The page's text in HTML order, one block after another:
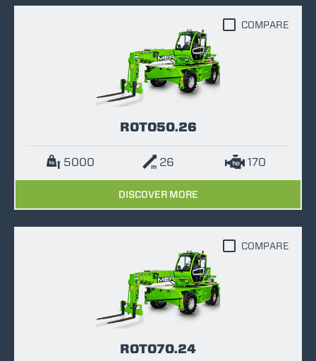
ROTO50.26
5000 26 170
DISCOVER MORE
COMPARE
ROTO70.24
COMPARE